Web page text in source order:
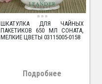
ШКАТУЛКА ДЛЯ ЧАЙНЫХ
ПАКЕТИКОВ 650 МЛ СОНАТА,
МЕЛКИЕ ЦВЕТЫ 03115005-0158
Подробнее